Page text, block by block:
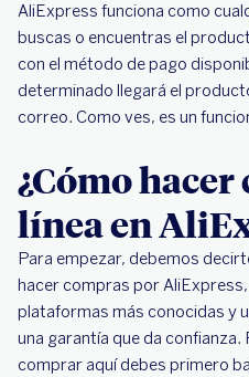
AliExpress funciona como
buscas o encuentras el
con el método de pago
determinado llegará el
correo. Como ves, es un
¿Cómo
línea en
Para empezar, debemos
hacer compras por
plataformas más conocidas y
una garantía que da confianza.
comprar aquí debes primero